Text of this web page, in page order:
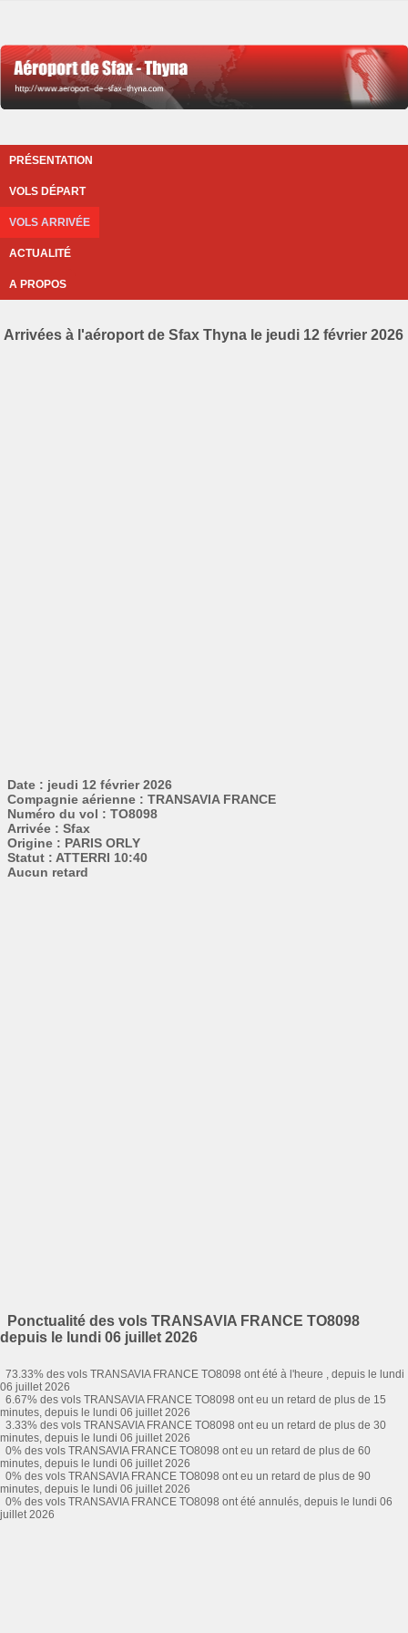
PRÉSENTATION
VOLS DÉPART
VOLS ARRIVÉE
ACTUALITÉ
A PROPOS
Arrivées à l'aéroport de Sfax Thyna le jeudi 12 février 2026
Date : jeudi 12 février 2026
Compagnie aérienne : TRANSAVIA FRANCE
Numéro du vol : TO8098
Arrivée : Sfax
Origine : PARIS ORLY
Statut : ATTERRI 10:40
Aucun retard
Ponctualité des vols TRANSAVIA FRANCE TO8098
depuis le lundi 06 juillet 2026
73.33% des vols TRANSAVIA FRANCE TO8098 ont été à l'heure , depuis le lundi
06 juillet 2026
6.67% des vols TRANSAVIA FRANCE TO8098 ont eu un retard de plus de 15
minutes, depuis le lundi 06 juillet 2026
3.33% des vols TRANSAVIA FRANCE TO8098 ont eu un retard de plus de 30
minutes, depuis le lundi 06 juillet 2026
0% des vols TRANSAVIA FRANCE TO8098 ont eu un retard de plus de 60
minutes, depuis le lundi 06 juillet 2026
0% des vols TRANSAVIA FRANCE TO8098 ont eu un retard de plus de 90
minutes, depuis le lundi 06 juillet 2026
0% des vols TRANSAVIA FRANCE TO8098 ont été annulés, depuis le lundi 06
juillet 2026